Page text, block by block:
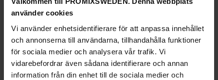
använder cookies
Vi använder enhetsidentifierare för att anpassa innehållet
och annonserna till användarna, tillhandahålla funktioner
för sociala medier och analysera vår trafik. Vi
vidarebefordrar även sådana identifierare och annan
information från din enhet till de sociala medier och